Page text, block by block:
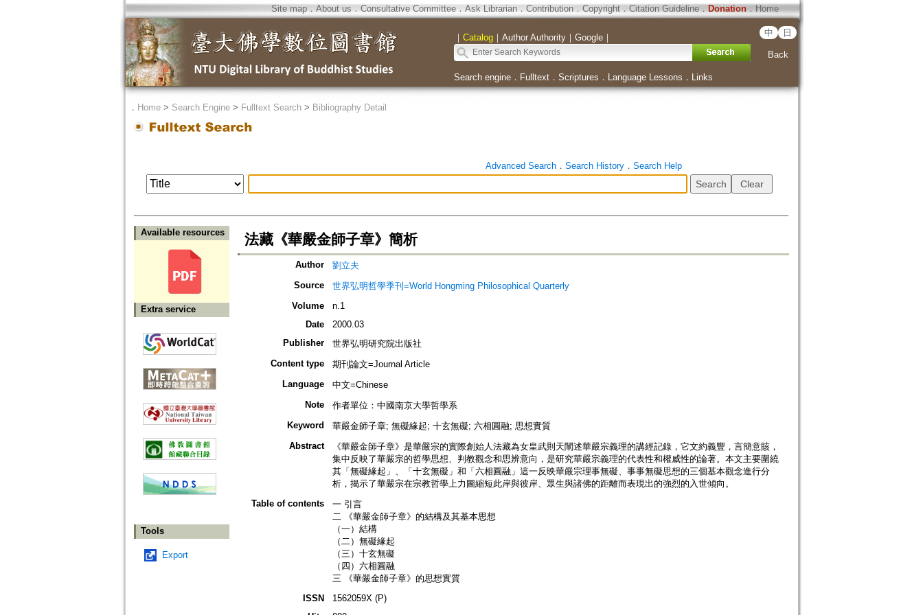
Site map．About us ． Consultative Committee． Ask Librarian． Contribution．Copyright．Citation Guideline． Donation．Home
｜ Catalog｜ Author Authority｜ Google｜ 中 日
Back
Search engine． Fulltext． Scriptures ． Language Lessons ． Links
． Home> Search Engine> Fulltext Search> Bibliography Detail
Advanced Search． Search History． Search Help
Available resources
Extra service
Tools
Export
法藏《華嚴金師子章》簡析
Author
劉立夫
Source
世界弘明哲學季刊=World Hongming Philosophical Quarterly
Volume
n.1
Date
2000.03
Publisher
世界弘明研究院出版社
Content type
期刊論文=Journal Article
Language
中文=Chinese
Note
作者單位：中國南京大學哲學系
Keyword
華嚴金師子章; 無礙緣起; 十玄無礙; 六相圓融; 思想實質
Abstract
《華嚴金師子章》是華嚴宗的實際創始人法藏為女皇武則天闡述華嚴宗義理的講經記錄，它文約義豐，言簡意賅，
集中反映了華嚴宗的哲學思想、判教觀念和思辨意向，是研究華嚴宗義理的代表性和權威性的論著。本文主要圍繞
其「無礙緣起」、「十玄無礙」和「六相圓融」這一反映華嚴宗理事無礙、事事無礙思想的三個基本觀念進行分
析，揭示了華嚴宗在宗教哲學上力圖縮短此岸與彼岸、眾生與諸佛的距離而表現出的強烈的入世傾向。
Table of contents
一 引言
二 《華嚴金師子章》的結構及其基本思想
（一）結構
（二）無礙緣起
（三）十玄無礙
（四）六相圓融
三 《華嚴金師子章》的思想實質
ISSN
1562059X (P)